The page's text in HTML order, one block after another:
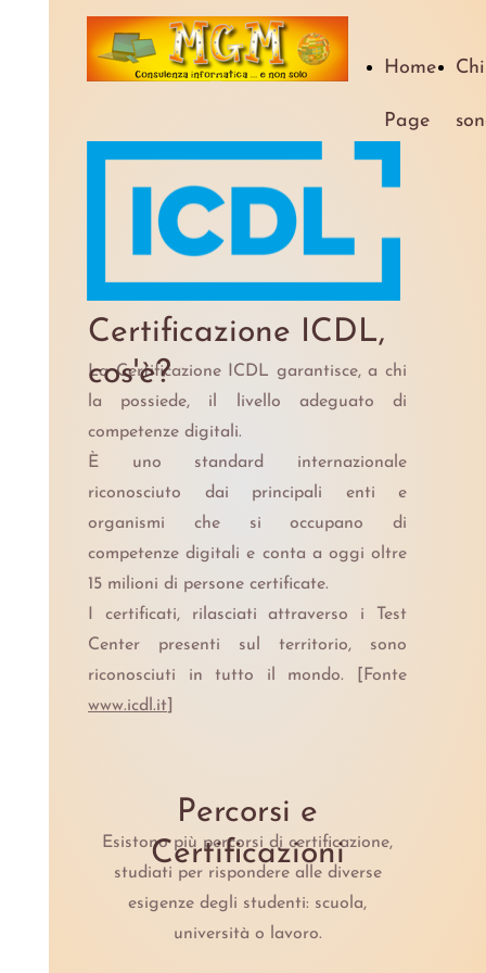
Home
Page
Chi
Certificazione ICDL,
cos'è?
La Certificazione ICDL garantisce, a chi
la possiede, il livello adeguato di
competenze digitali.
È uno standard internazionale
riconosciuto dai principali enti e
organismi che si occupano di
competenze digitali e conta a oggi oltre
15 milioni di persone certificate.
I certificati, rilasciati attraverso i Test
Center presenti sul territorio, sono
riconosciuti in tutto il mondo. [Fonte
www.icdl.it
Percorsi e
Certificazioni
Esistono più percorsi di certificazione,
studiati per rispondere alle diverse
esigenze degli studenti: scuola,
università o lavoro.